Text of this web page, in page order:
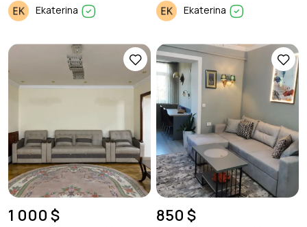
Ekaterina Ekaterina
1 000 $ 850 $